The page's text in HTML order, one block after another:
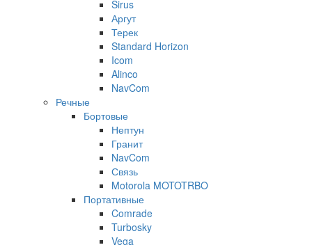
Sirus
Аргут
Терек
Standard Horizon
Icom
Alinco
NavCom
Речные
Бортовые
Нептун
Гранит
NavCom
Связь
Motorola MOTOTRBO
Портативные
Comrade
Turbosky
Vega